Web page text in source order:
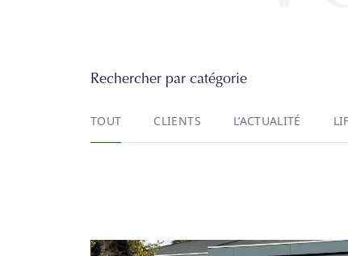
Rechercher par catégorie
TOUT CLIENTS L’ACTUALITÉ